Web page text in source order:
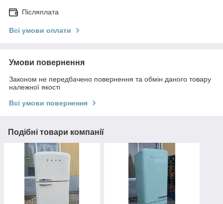
Післяплата
Всі умови оплати
Умови повернення
Законом не передбачено повернення та обмін даного товару
належної якості
Всі умови повернення
Подібні товари компанії